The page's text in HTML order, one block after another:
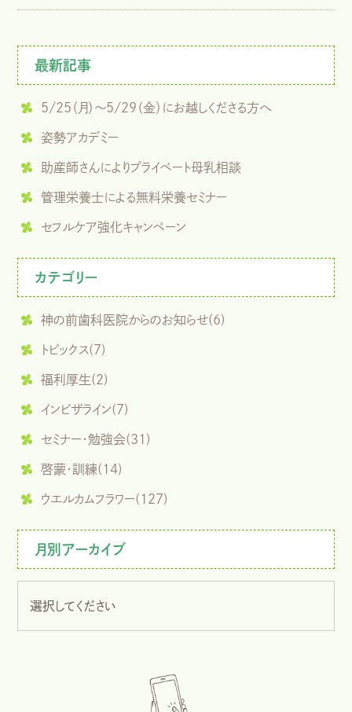
最新記事
5/25（月）～5/29（金）にお越しくださる方へ
姿勢アカデミー
助産師さんによりプライベート母乳相談
管理栄養士による無料栄養セミナー
セフルケア強化キャンペーン
カテゴリー
神の前歯科医院からのお知らせ(6)
トピックス(7)
福利厚生(2)
インビザライン(7)
セミナー・勉強会(31)
啓蒙・訓練(14)
ウエルカムフラワー(127)
月別アーカイブ